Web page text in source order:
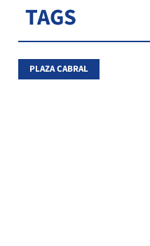
TAGS
PLAZA CABRAL